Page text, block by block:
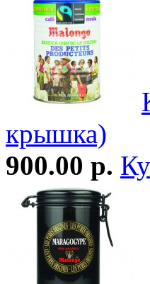
крышка)
900.00 р.